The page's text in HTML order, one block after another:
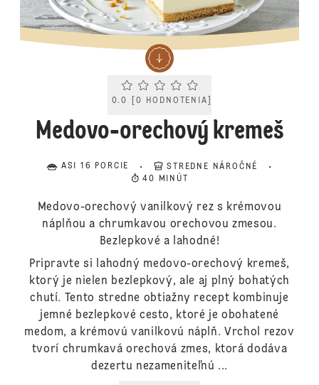
Current rating 0.0. Click to rate.
0.0 0 HODNOTENIA
Medovo-orechový kremeš
ASI 16 PORCIE
STREDNE NÁROČNÉ
40 MINÚT
Medovo-orechový vanilkový rez s krémovou
náplňou a chrumkavou orechovou zmesou.
Bezlepkové a lahodné!
Pripravte si lahodný medovo-orechový kremeš,
ktorý je nielen bezlepkový, ale aj plný bohatých
chutí. Tento stredne obtiažny recept kombinuje
jemné bezlepkové cesto, ktoré je obohatené
medom, a krémovú vanilkovú náplň. Vrchol rezov
tvorí chrumkavá orechová zmes, ktorá dodáva
dezertu nezameniteľnú ...